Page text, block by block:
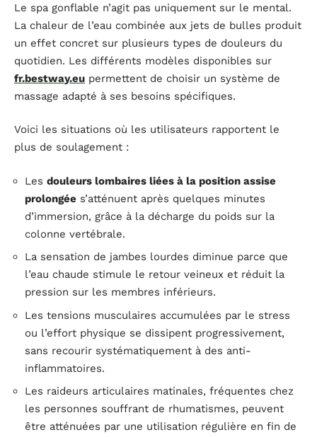
Le spa gonflable n’agit pas uniquement sur le mental.
La chaleur de l’eau combinée aux jets de bulles produit
un effet concret sur plusieurs types de douleurs du
quotidien. Les différents modèles disponibles sur
fr.bestway.eu permettent de choisir un système de
massage adapté à ses besoins spécifiques.
Voici les situations où les utilisateurs rapportent le
plus de soulagement :
Les douleurs lombaires liées à la position assise
prolongée s’atténuent après quelques minutes
d’immersion, grâce à la décharge du poids sur la
colonne vertébrale.
La sensation de jambes lourdes diminue parce que
l’eau chaude stimule le retour veineux et réduit la
pression sur les membres inférieurs.
Les tensions musculaires accumulées par le stress
ou l’effort physique se dissipent progressivement,
sans recourir systématiquement à des anti-
inflammatoires.
Les raideurs articulaires matinales, fréquentes chez
les personnes souffrant de rhumatismes, peuvent
être atténuées par une utilisation régulière en fin de